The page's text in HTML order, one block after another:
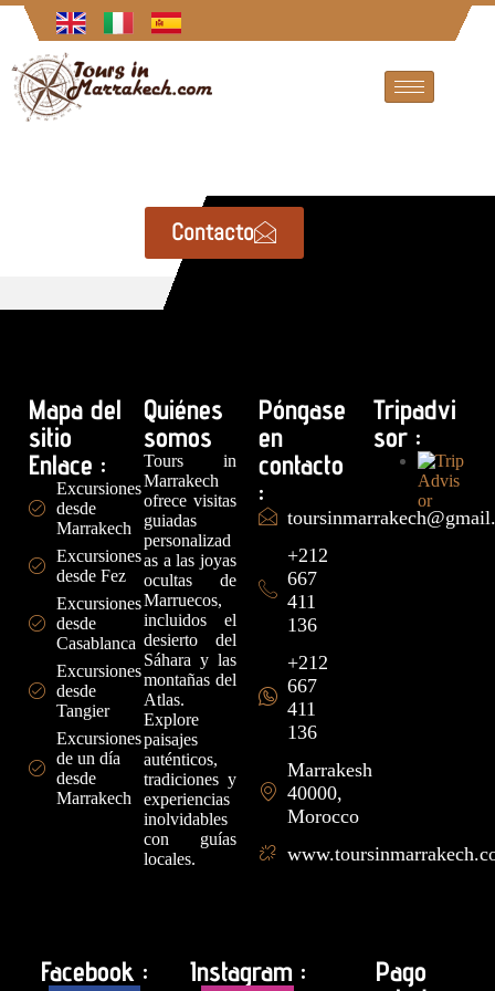
Contacto
Mapa del
sitio
Enlace :
Excursiones
desde
Marrakech
Excursiones
desde Fez
Excursiones
desde
Casablanca
Excursiones
desde
Tangier
Excursiones
de un día
desde
Marrakech
Quiénes
somos
Tours in
Marrakech
ofrece visitas
guiadas
personalizad
as a las joyas
ocultas de
Marruecos,
incluidos el
desierto del
Sáhara y las
montañas del
Atlas.
Explore
paisajes
auténticos,
tradiciones y
experiencias
inolvidables
con guías
locales.
Póngase
en
contacto
:
+212
667
411
136
+212
667
411
136
Marrakesh
40000,
Morocco
Tripadvi
sor :
Facebook : Instagram :
Pago